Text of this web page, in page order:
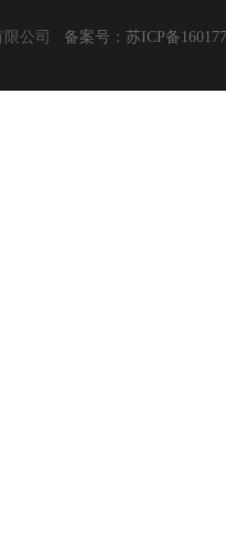
限公司 备案号：苏ICP备